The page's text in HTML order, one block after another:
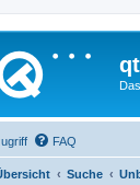
FAQ
Suche